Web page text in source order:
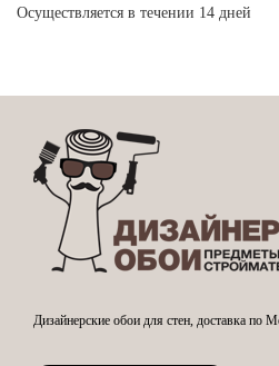
Осуществляется в течении 14 дней
Дизайнерские обои для стен, доставка по